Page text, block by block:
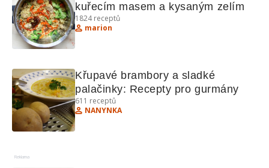
kuřecím masem a kysaným zelím
1824receptů
marion
Křupavé brambory a sladké
palačinky: Recepty pro gurmány
611 receptů
NANYNKA
Reklama